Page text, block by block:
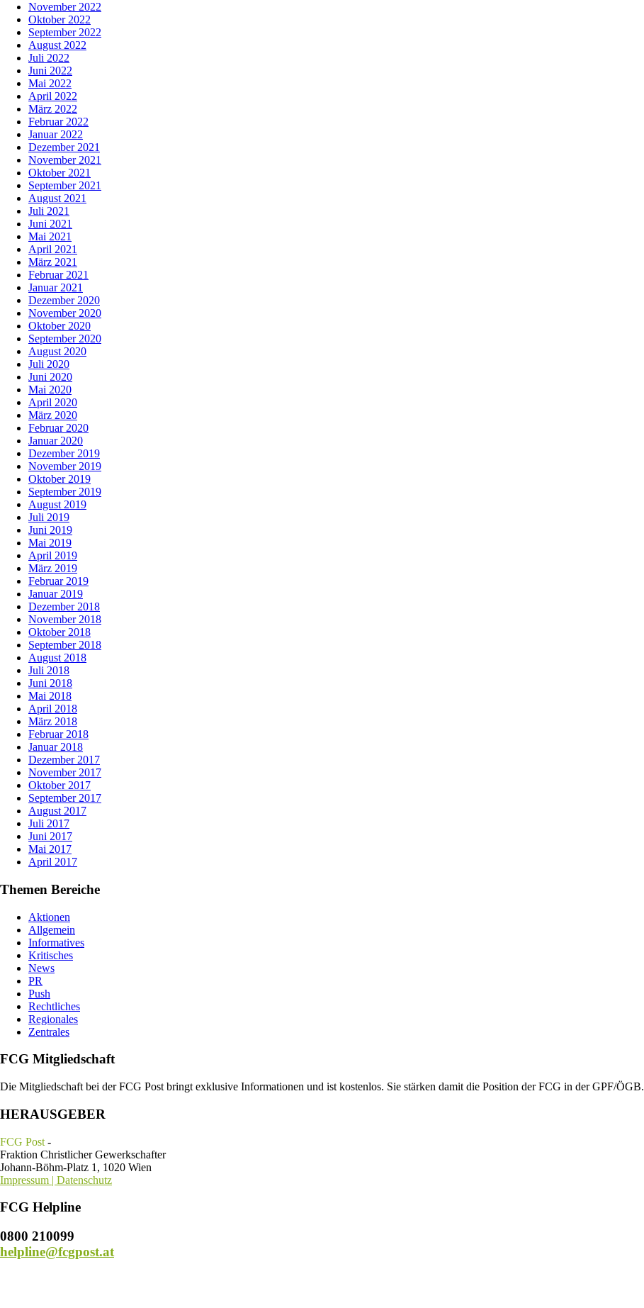
November 2022
Oktober 2022
September 2022
August 2022
Juli 2022
Juni 2022
Mai 2022
April 2022
März 2022
Februar 2022
Januar 2022
Dezember 2021
November 2021
Oktober 2021
September 2021
August 2021
Juli 2021
Juni 2021
Mai 2021
April 2021
März 2021
Februar 2021
Januar 2021
Dezember 2020
November 2020
Oktober 2020
September 2020
August 2020
Juli 2020
Juni 2020
Mai 2020
April 2020
März 2020
Februar 2020
Januar 2020
Dezember 2019
November 2019
Oktober 2019
September 2019
August 2019
Juli 2019
Juni 2019
Mai 2019
April 2019
März 2019
Februar 2019
Januar 2019
Dezember 2018
November 2018
Oktober 2018
September 2018
August 2018
Juli 2018
Juni 2018
Mai 2018
April 2018
März 2018
Februar 2018
Januar 2018
Dezember 2017
November 2017
Oktober 2017
September 2017
August 2017
Juli 2017
Juni 2017
Mai 2017
April 2017
Themen Bereiche
Aktionen
Allgemein
Informatives
Kritisches
News
PR
Push
Rechtliches
Regionales
Zentrales
FCG Mitgliedschaft
Die Mitgliedschaft bei der FCG Post bringt exklusive Informationen und ist kostenlos. Sie stärken damit die Position der FCG in der GPF/ÖGB.
HERAUSGEBER
FCG Post -
Fraktion Christlicher Gewerkschafter
Johann-Böhm-Platz 1, 1020 Wien
Impressum | Datenschutz
FCG Helpline
0800 210099
helpline@fcgpost.at